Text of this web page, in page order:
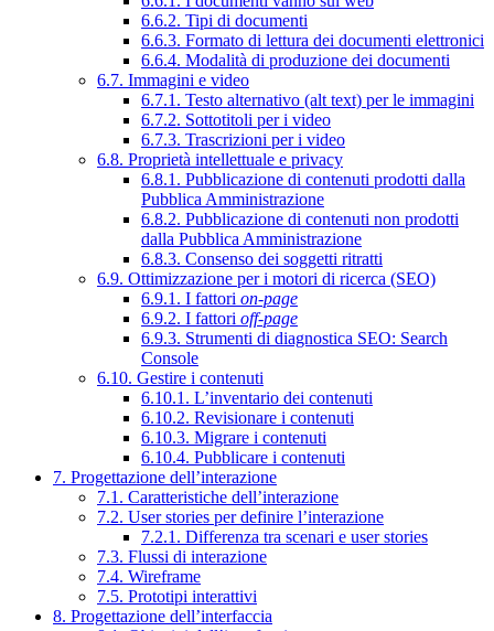
6.6.2. Tipi di documenti
6.6.3. Formato di lettura dei documenti elettronici
6.6.4. Modalità di produzione dei documenti
6.7. Immagini e video
6.7.1. Testo alternativo (alt text) per le immagini
6.7.2. Sottotitoli per i video
6.7.3. Trascrizioni per i video
6.8. Proprietà intellettuale e privacy
6.8.1. Pubblicazione di contenuti prodotti dalla
Pubblica Amministrazione
6.8.2. Pubblicazione di contenuti non prodotti
dalla Pubblica Amministrazione
6.8.3. Consenso dei soggetti ritratti
6.9. Ottimizzazione per i motori di ricerca (SEO)
6.9.1. I fattori on-page
6.9.2. I fattori off-page
6.9.3. Strumenti di diagnostica SEO: Search
Console
6.10. Gestire i contenuti
6.10.1. L’inventario dei contenuti
6.10.2. Revisionare i contenuti
6.10.3. Migrare i contenuti
6.10.4. Pubblicare i contenuti
7. Progettazione dell’interazione
7.1. Caratteristiche dell’interazione
7.2. User stories per definire l’interazione
7.2.1. Differenza tra scenari e user stories
7.3. Flussi di interazione
7.4. Wireframe
7.5. Prototipi interattivi
8. Progettazione dell’interfaccia